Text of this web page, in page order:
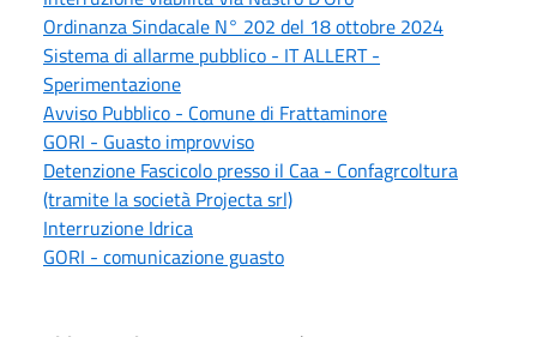
Ordinanza Sindacale N° 202 del 18 ottobre 2024
Sistema di allarme pubblico - IT ALLERT -
Sperimentazione
Avviso Pubblico - Comune di Frattaminore
GORI - Guasto improvviso
Detenzione Fascicolo presso il Caa - Confagrcoltura
(tramite la società Projecta srl)
Interruzione Idrica
GORI - comunicazione guasto